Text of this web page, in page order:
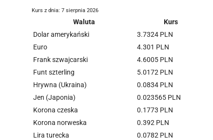
Kurs z dnia: 7 sierpnia 2026
Waluta
Kurs
Dolar amerykański
3.7324 PLN
Euro
4.301 PLN
Frank szwajcarski
4.6005 PLN
Funt szterling
5.0172 PLN
Hrywna (Ukraina)
0.0834 PLN
Jen (Japonia)
0.023565 PLN
Korona czeska
0.1773 PLN
Korona norweska
0.392 PLN
Lira turecka
0.0782 PLN